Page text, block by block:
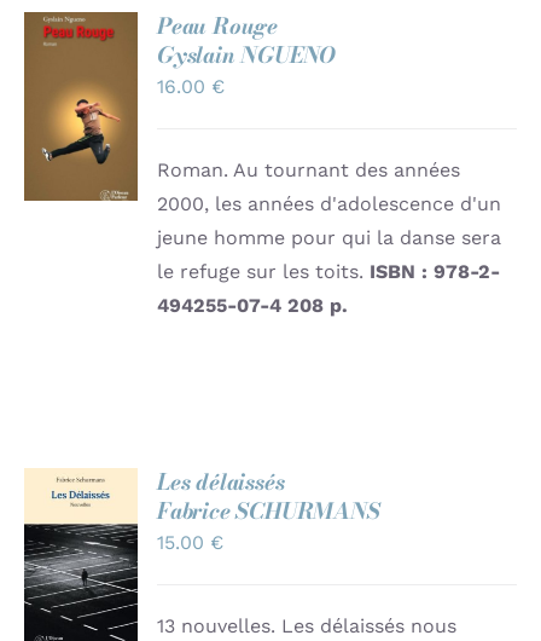
AU
PANIER
/
DÉTAILS
Peau Rouge
Gyslain NGUENO
16.00 €
Roman. Au tournant des années
2000, les années d'adolescence d'un
jeune homme pour qui la danse sera
le refuge sur les toits. ISBN : 978-2-
494255-07-4208 p.
AU
PANIER
/
DÉTAILS
Les délaissés
Fabrice SCHURMANS
15.00 €
13 nouvelles. Les délaissés nous